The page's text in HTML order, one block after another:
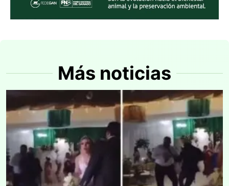
Más noticias